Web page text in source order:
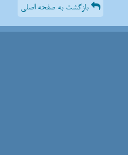
بازگشت به صفحه اصلی